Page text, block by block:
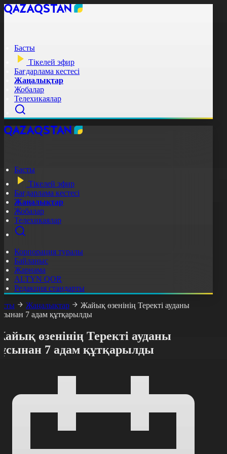
Басты
Тікелей эфир
Бағдарлама кестесі
Жаңалықтар
Жобалар
Телехикаялар
Басты
Тікелей эфир
Бағдарлама кестесі
Жаңалықтар
Жобалар
Телехикаялар
Корпорация туралы
Байланыс
Жарнама
ALTYN QOR
Редакция стандарты
Жаңалықтар
Жайық өзенінің Теректі ауданы
7 адам құтқарылды
өзенінің Теректі ауданы
7 адам құтқарылды